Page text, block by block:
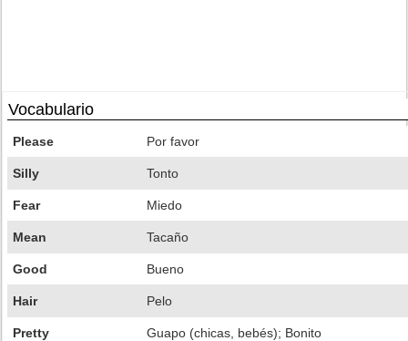
Vocabulario
Please Por favor
Silly Tonto
Fear Miedo
Mean Tacaño
Good Bueno
Hair Pelo
Pretty Guapo (chicas, bebés); Bonito